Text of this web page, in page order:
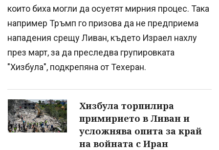
които биха могли да осуетят мирния процес. Така
например Тръмп го призова да не предприема
нападения срещу Ливан, където Израел нахлу
през март, за да преследва групировката
"Хизбула", подкрепяна от Техеран.
Хизбула торпилира
примирието в Ливан и
усложнява опита за край
на войната с Иран